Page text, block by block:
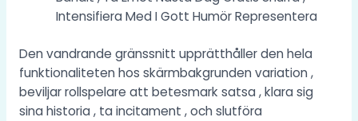
Intensifiera Med I Gott Humör Representera
Den vandrande gränssnitt upprätthåller den hela
funktionaliteten hos skärmbakgrunden variation ,
beviljar rollspelare att betesmark satsa , klara sig
sina historia , ta incitament , och slutföra